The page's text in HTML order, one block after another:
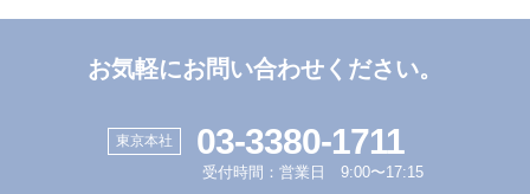
お気軽にお問い合わせください。
東京本社 03-3380-1711
受付時間：営業日 9:00〜17:15